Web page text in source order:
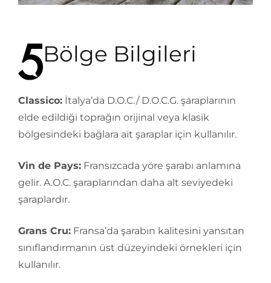
Bölge Bilgileri
Classico: İtalya’da D.O.C./ D.O.C.G. şaraplarının
elde edildiği toprağın orijinal veya klasik
bölgesindeki bağlara ait şaraplar için kullanılır.
Vin de Pays: Fransızcada yöre şarabı anlamına
gelir. A.O.C. şaraplarından daha alt seviyedeki
şaraplardır.
Grans Cru: Fransa’da şarabın kalitesini yansıtan
sınıflandırmanın üst düzeyindeki örnekleri için
kullanılır.